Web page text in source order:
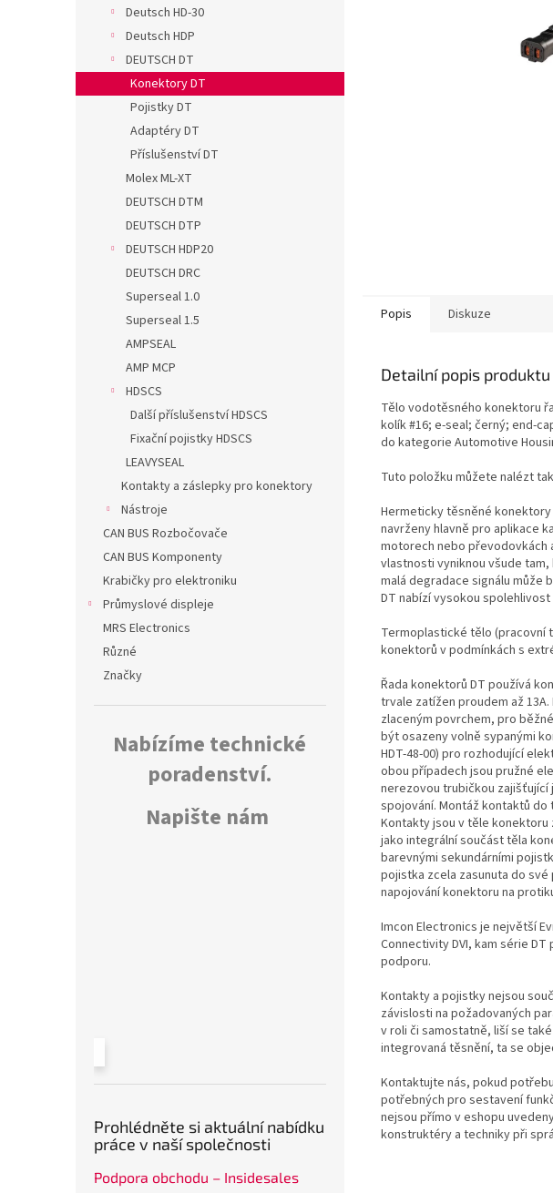
Deutsch HD-30
Deutsch HDP
DEUTSCH DT
Konektory DT
Pojistky DT
Adaptéry DT
Příslušenství DT
Molex ML-XT
DEUTSCH DTM
DEUTSCH DTP
DEUTSCH HDP20
DEUTSCH DRC
Superseal 1.0
Superseal 1.5
AMPSEAL
AMP MCP
HDSCS
Další příslušenství HDSCS
Fixační pojistky HDSCS
LEAVYSEAL
Kontakty a záslepky pro konektory
Nástroje
CAN BUS Rozbočovače
CAN BUS Komponenty
Krabičky pro elektroniku
Průmyslové displeje
MRS Electronics
Různé
Značky
Nabízíme technické
poradenství.
Napište nám
Prohlédněte si aktuální nabídku
práce v naší společnosti
Podpora obchodu – Insidesales
Popis Diskuze
Detailní popis produktu
Tělo vodotěsného konektoru
kolík #16; e-seal; černý; end-
do kategorie Automotive
Tuto položku můžete nalézt
Hermeticky těsněné
navrženy hlavně pro aplikace
motorech nebo převodovkách
vlastnosti vyniknou všude
malá degradace signálu může
DT nabízí vysokou
Termoplastické tělo (pracovní
konektorů v podmínkách s
Řada konektorů DT používá
trvale zatížen proudem až
zlaceným povrchem, pro
být osazeny volně sypanými
HDT-48-00) pro rozhodující
obou případech jsou pružné
nerezovou trubičkou zajišťující
spojování. Montáž kontaktů
Kontakty jsou v těle konektoru
jako integrální součást těla
barevnými sekundárními
pojistka zcela zasunuta do
napojování konektoru na
Imcon Electronics je největší
Connectivity DVI, kam série
podporu.
Kontakty a pojistky nejsou
závislosti na požadovaných
v roli či samostatně, liší se
integrovaná těsnění, ta se
Kontaktujte nás, pokud
potřebných pro sestavení
nejsou přímo v eshopu
konstruktéry a techniky při